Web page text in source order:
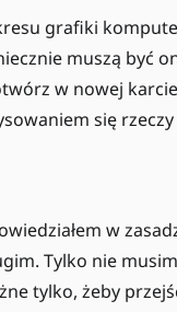
grafiki
muszą być
w nowej karcie
się
w
Tylko nie
tylko, żeby